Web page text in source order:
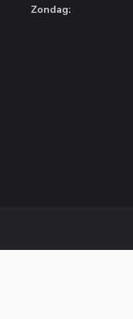
Zondag: